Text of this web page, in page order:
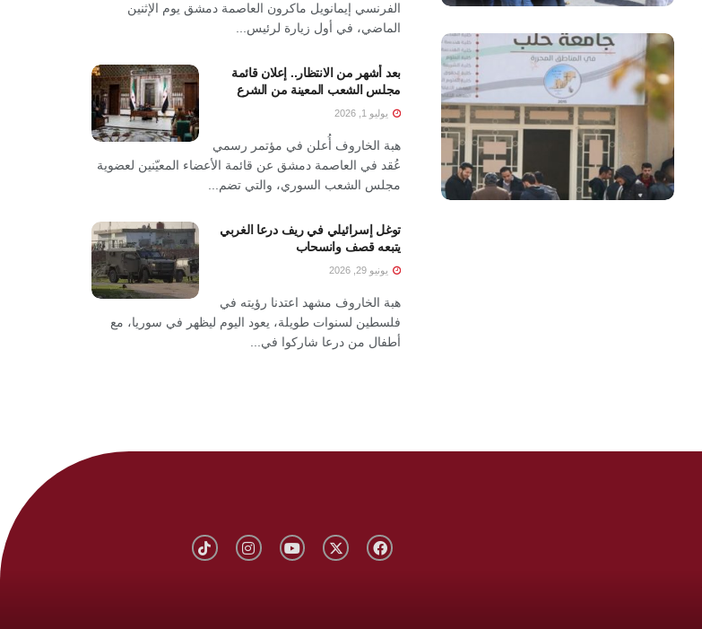
الفرنسي إيمانويل ماكرون العاصمة دمشق يوم الإثنين
الماضي، في أول زيارة لرئيس...
بعد أشهر من الانتظار.. إعلان قائمة
مجلس الشعب المعينة من الشرع
يوليو 1, 2026
هبة الخاروف أُعلن في مؤتمر رسمي
عُقد في العاصمة دمشق عن قائمة الأعضاء المعيّنين لعضوية
مجلس الشعب السوري، والتي تضم...
توغل إسرائيلي في ريف درعا الغربي
يتبعه قصف وانسحاب
يونيو 29, 2026
هبة الخاروف مشهد اعتدنا رؤيته في
فلسطين لسنوات طويلة، يعود اليوم ليظهر في سوريا، مع
أطفال من درعا شاركوا في...